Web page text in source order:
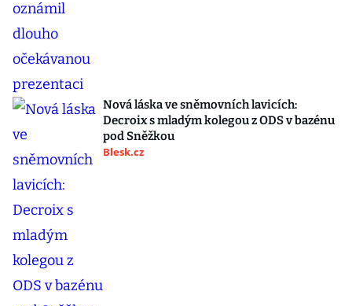
Nová láska ve sněmovních lavicích:
Decroix s mladým kolegou z ODS v bazénu
pod Sněžkou
Blesk.cz